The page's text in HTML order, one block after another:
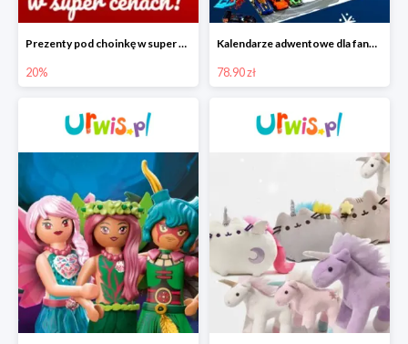
Prezenty pod choinkę w super cenach
20%
Kalendarze adwentowe dla fanów samochodzików w Urwis.pl od 78,90zł
78.90 zł